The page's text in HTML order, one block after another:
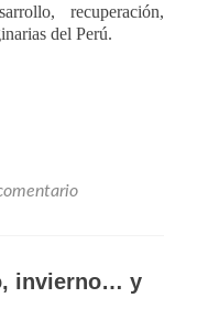
recuperación,
del Perú.
invierno… y